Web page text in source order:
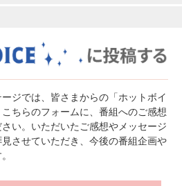
ジでは、皆さまからの「ホットボイ
ちらのフォームに、番組へのご感想
い。いただいたご感想やメッセージ
させていただき、今後の番組企画や